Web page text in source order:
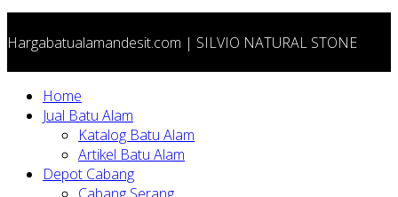
Hargabatualamandesit.com | SILVIO NATURAL STONE
Home
Jual Batu Alam
Katalog Batu Alam
Artikel Batu Alam
Depot Cabang